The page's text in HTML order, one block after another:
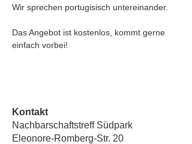
Wir sprechen portugisisch untereinander.
Das Angebot ist kostenlos, kommt gerne
einfach vorbei!
Kontakt
Nachbarschaftstreff Südpark
Eleonore-Romberg-Str. 20